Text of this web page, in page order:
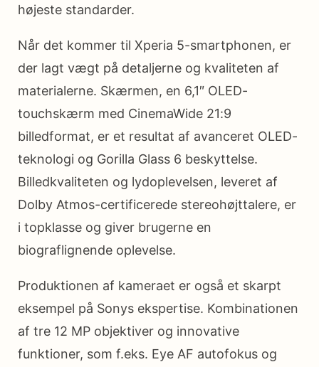
højeste standarder.
Når det kommer til Xperia 5-smartphonen, er
der lagt vægt på detaljerne og kvaliteten af
materialerne. Skærmen, en 6,1″ OLED-
touchskærm med CinemaWide 21:9
billedformat, er et resultat af avanceret OLED-
teknologi og Gorilla Glass 6 beskyttelse.
Billedkvaliteten og lydoplevelsen, leveret af
Dolby Atmos-certificerede stereohøjttalere, er
i topklasse og giver brugerne en
biograflignende oplevelse.
Produktionen af kameraet er også et skarpt
eksempel på Sonys ekspertise. Kombinationen
af tre 12 MP objektiver og innovative
funktioner, som f.eks. Eye AF autofokus og